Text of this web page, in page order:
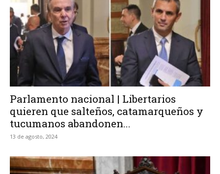
Parlamento nacional | Libertarios
quieren que salteños, catamarqueños y
tucumanos abandonen...
13 de agosto, 2024